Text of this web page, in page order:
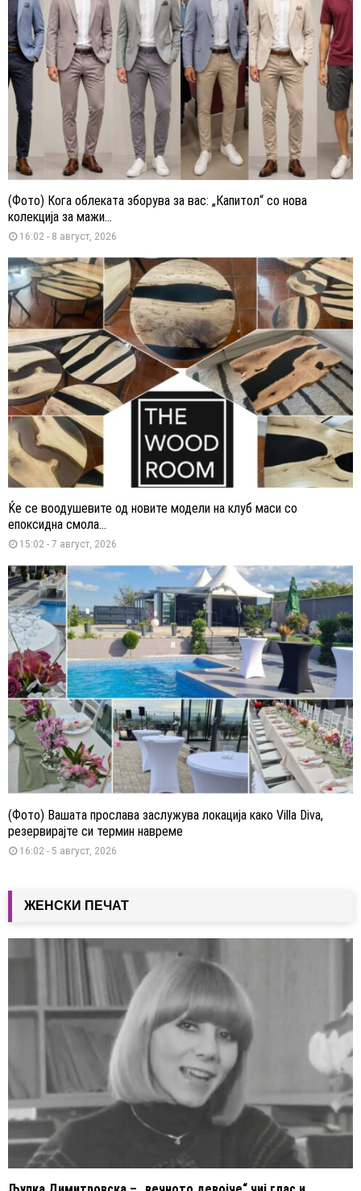
(Фото) Кога облеката зборува за вас: „Капитол“ со нова
колекција за мажи...
16:02 - 8 август, 2026
Ќе се воодушевите од новите модели на клуб маси со
епоксидна смола...
15:02 - 7 август, 2026
(Фото) Вашата прослава заслужува локација како Villa Diva,
резервирајте си термин навреме
16:02 - 5 август, 2026
ЖЕНСКИ ПЕЧАТ